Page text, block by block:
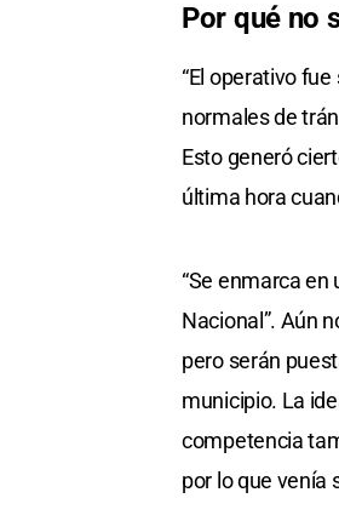
Por qué no
“El operativo
normales de
Esto generó
última hora
“Se enmarca
Nacional”. Aún
pero serán
municipio. La
competencia
por lo que venía